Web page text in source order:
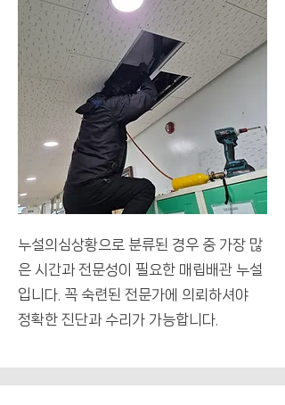
누설의심상황으로 분류된 경우 중 가장 많
은 시간과 전문성이 필요한 매립배관 누설
입니다. 꼭 숙련된 전문가에 의뢰하셔야
정확한 진단과 수리가 가능합니다.